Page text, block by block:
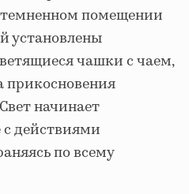
помещении
установлены
чашки с чаем,
прикосновения
начинает
с действиями
по всему